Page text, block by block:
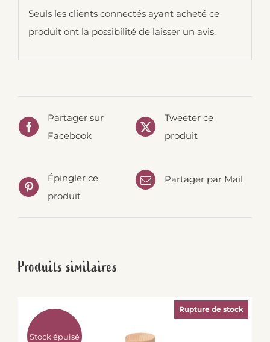
Seuls les clients connectés ayant acheté ce
produit ont la possibilité de laisser un avis.
Partager sur
Facebook
Tweeter ce
produit
Épingler ce
produit
Partager par Mail
Produits similaires
Stock épuisé
Rupture de stock